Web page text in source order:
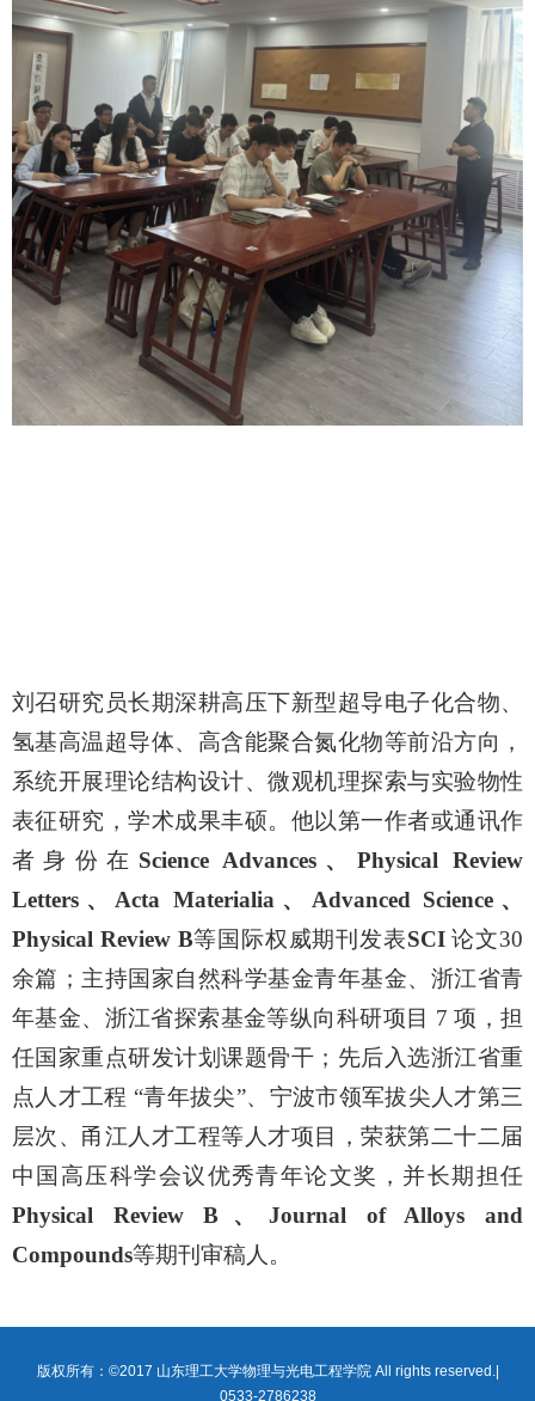
刘召研究员长期深耕高压下新型超导电子化合物、
氢基高温超导体、高含能聚合氮化物等前沿方向，
系统开展理论结构设计、微观机理探索与实验物性
表征研究，学术成果丰硕。他以第一作者或通讯作
者身份在 Science Advances、 Physical Review
Letters 、 Acta Materialia 、 Advanced Science 、
Physical Review B等国际权威期刊发表SCI 论文30
余篇；主持国家自然科学基金青年基金、浙江省青
年基金、浙江省探索基金等纵向科研项目 7 项，担
任国家重点研发计划课题骨干；先后入选浙江省重
点人才工程 “青年拔尖”、宁波市领军拔尖人才第三
层次、甬江人才工程等人才项目，荣获第二十二届
中国高压科学会议优秀青年论文奖，并长期担任
Physical Review B 、Journal of Alloys and
Compounds等期刊审稿人。
版权所有：©2017 山东理工大学物理与光电工程学院 All rights reserved.|
0533-2786238